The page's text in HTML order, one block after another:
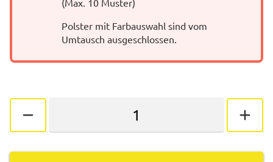
(Max. 10 Muster)
Polster mit Farbauswahl sind vom
Umtausch ausgeschlossen.